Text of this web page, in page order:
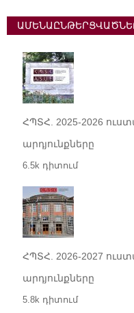
ՀՊՏՀ. 2025-2026
արդյունքները
6.5k դիտում
ՀՊՏՀ. 2026-2027
արդյունքները
5.8k դիտում